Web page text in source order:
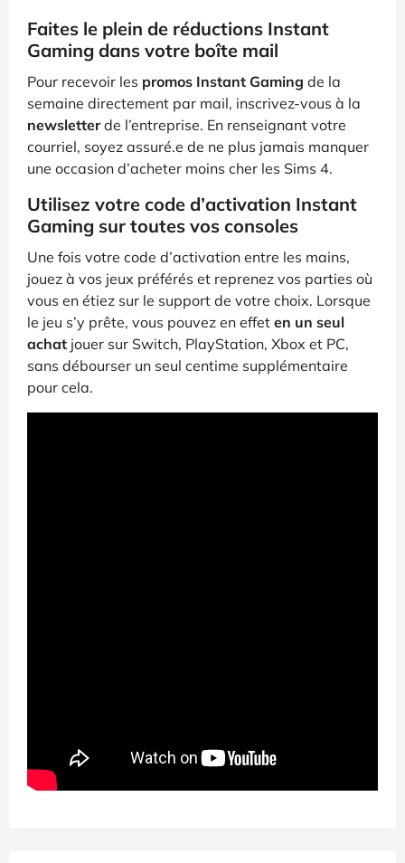
Faites le plein de réductions Instant
Gaming dans votre boîte mail
Pour recevoir les promos Instant Gaming de la
semaine directement par mail, inscrivez-vous à la
newsletterde l’entreprise. En renseignant votre
courriel, soyez assuré.e de ne plus jamais manquer
une occasion d’acheter moins cher les Sims 4.
Utilisez votre code d’activation Instant
Gaming sur toutes vos consoles
Une fois votre code d’activation entre les mains,
jouez à vos jeux préférés et reprenez vos parties où
vous en étiez sur le support de votre choix. Lorsque
le jeu s’y prête, vous pouvez en effet en un seul
achat jouer sur Switch, PlayStation, Xbox et PC,
sans débourser un seul centime supplémentaire
pour cela.